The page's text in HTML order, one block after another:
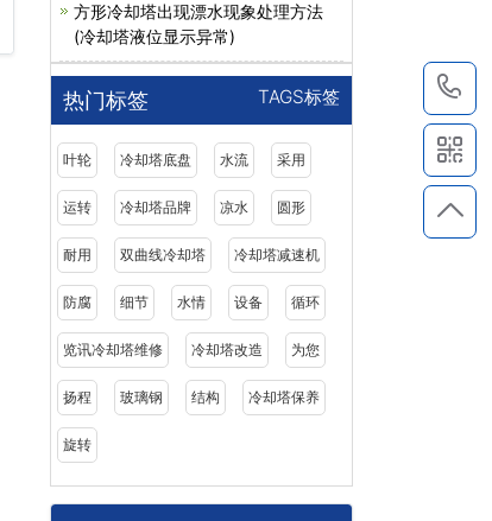
11-22 178 11-19
方形冷却塔出现漂水现象处理方法
(冷却塔液位显示异常)
热门标签 TAGS标签
叶轮 冷却塔底盘 水流 采用
运转 冷却塔品牌 凉水 圆形
耐用 双曲线冷却塔 冷却塔减速机
防腐 细节 水情 设备 循环
览讯冷却塔维修 冷却塔改造 为您
扬程 玻璃钢 结构 冷却塔保养
旋转